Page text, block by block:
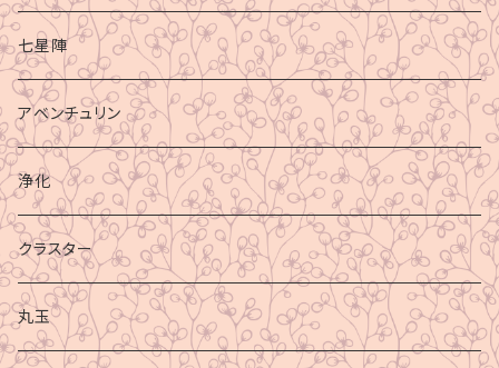
七星陣
アベンチュリン
浄化
クラスター
丸玉